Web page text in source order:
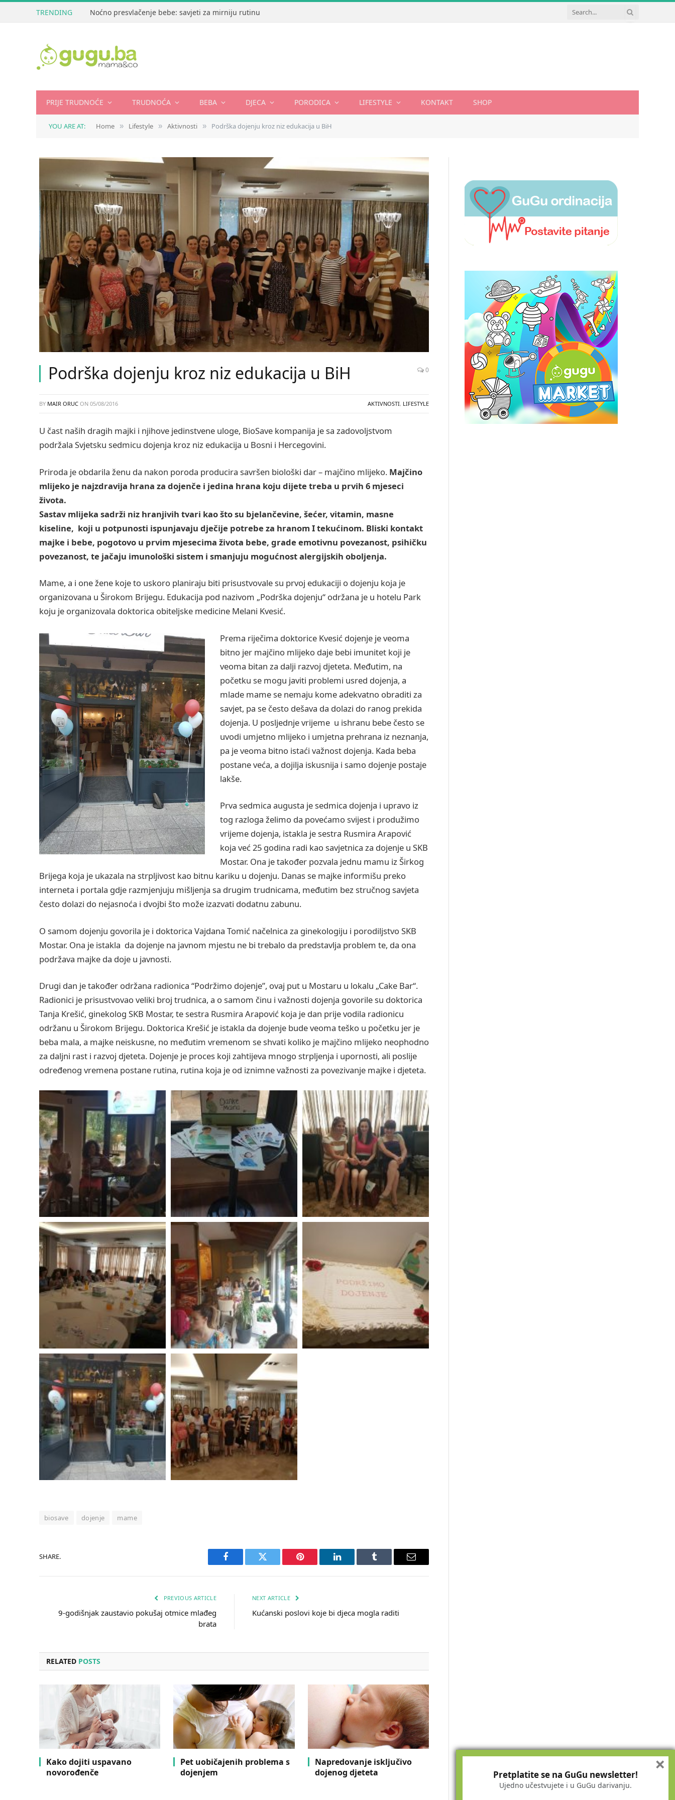
TRENDING Stigla je Peppa Pig kolekcija slikovnica za radoznale mališane!
PRIJE TRUDNOĆE TRUDNOĆA BEBA DJECA PORODICA LIFESTYLE KONTAKT SHOP
YOU ARE AT: Home » Lifestyle » Aktivnosti » Podrška dojenju kroz niz edukacija u BiH
Podrška dojenju kroz niz edukacija u BiH 0
BY MAIR ORUC ON 05/08/2016 AKTIVNOSTI, LIFESTYLE
U čast naših dragih majki i njihove jedinstvene uloge, BioSave kompanija je sa zadovoljstvom
podržala Svjetsku sedmicu dojenja kroz niz edukacija u Bosni i Hercegovini.
Priroda je obdarila ženu da nakon poroda producira savršen biološki dar – majčino mlijeko. Majčino
mlijeko je najzdravija hrana za dojenče i jedina hrana koju dijete treba u prvih 6 mjeseci
života.
Sastav mlijeka sadrži niz hranjivih tvari kao što su bjelančevine, šećer, vitamin, masne
kiseline, koji u potpunosti ispunjavaju dječije potrebe za hranom I tekućinom. Bliski kontakt
majke i bebe, pogotovo u prvim mjesecima života bebe, grade emotivnu povezanost, psihičku
povezanost, te jačaju imunološki sistem i smanjuju mogućnost alergijskih oboljenja.
Mame, a i one žene koje to uskoro planiraju biti prisustvovale su prvoj edukaciji o dojenju koja je
organizovana u Širokom Brijegu. Edukacija pod nazivom „Podrška dojenju“ održana je u hotelu Park
koju je organizovala doktorica obiteljske medicine Melani Kvesić.
Prema riječima doktorice Kvesić dojenje je veoma
bitno jer majčino mlijeko daje bebi imunitet koji je
veoma bitan za dalji razvoj djeteta. Međutim, na
početku se mogu javiti problemi usred dojenja, a
mlade mame se nemaju kome adekvatno obraditi za
savjet, pa se često dešava da dolazi do ranog prekida
dojenja. U posljednje vrijeme u ishranu bebe često se
uvodi umjetno mlijeko i umjetna prehrana iz neznanja,
pa je veoma bitno istaći važnost dojenja. Kada beba
postane veća, a dojilja iskusnija i samo dojenje postaje
lakše.
Prva sedmica augusta je sedmica dojenja i upravo iz
tog razloga želimo da povećamo svijest i produžimo
vrijeme dojenja, istakla je sestra Rusmira Arapović
koja već 25 godina radi kao savjetnica za dojenje u SKB
Mostar. Ona je također pozvala jednu mamu iz Širkog
Brijega koja je ukazala na strpljivost kao bitnu kariku u dojenju. Danas se majke informišu preko
interneta i portala gdje razmjenjuju mišljenja sa drugim trudnicama, međutim bez stručnog savjeta
često dolazi do nejasnoća i dvojbi što može izazvati dodatnu zabunu.
O samom dojenju govorila je i doktorica Vajdana Tomić načelnica za ginekologiju i porodiljstvo SKB
Mostar. Ona je istakla da dojenje na javnom mjestu ne bi trebalo da predstavlja problem te, da ona
podržava majke da doje u javnosti.
Drugi dan je također održana radionica “Podržimo dojenje”, ovaj put u Mostaru u lokalu „Cake Bar“.
Radionici je prisustvovao veliki broj trudnica, a o samom činu i važnosti dojenja govorile su doktorica
Tanja Krešić, ginekolog SKB Mostar, te sestra Rusmira Arapović koja je dan prije vodila radionicu
održanu u Širokom Brijegu. Doktorica Krešić je istakla da dojenje bude veoma teško u početku jer je
beba mala, a majke neiskusne, no međutim vremenom se shvati koliko je majčino mlijeko neophodno
za daljni rast i razvoj djeteta. Dojenje je proces koji zahtijeva mnogo strpljenja i upornosti, ali poslije
određenog vremena postane rutina, rutina koja je od iznimne važnosti za povezivanje majke i djeteta.
biosave dojenje mame
SHARE.
Facebook Twitter Pinterest LinkedIn Tumblr Email
PREVIOUS ARTICLE
9-godišnjak zaustavio pokušaj otmice mlađeg
brata
NEXT ARTICLE
Kućanski poslovi koje bi djeca mogla raditi
RELATED POSTS
Kako dojiti uspavano
novorođenče
Pet uobičajenih problema s
dojenjem
Napredovanje isključivo
dojenog djeteta
Pretplatite se na GuGu newsletter!
Ujedno učestvujete i u GuGu darivanju.
×